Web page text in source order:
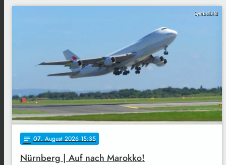
Symbolbild
notes 07. August 2026 15:35
Nürnberg | Auf nach Marokko!